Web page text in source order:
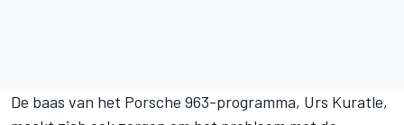
De baas van het Porsche 963-programma, Urs Kuratle,